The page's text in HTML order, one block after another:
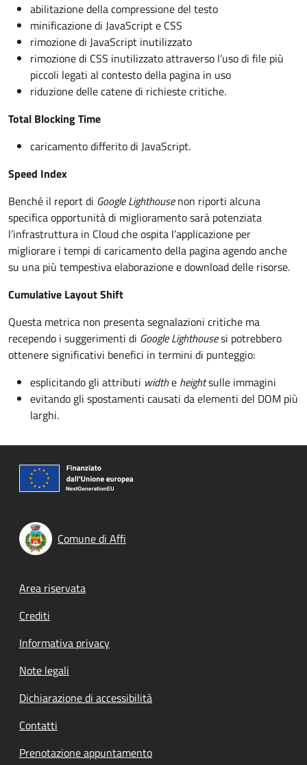
abilitazione della compressione del testo
minificazione di JavaScript e CSS
rimozione di JavaScript inutilizzato
rimozione di CSS inutilizzato attraverso l’uso di file più
piccoli legati al contesto della pagina in uso
riduzione delle catene di richieste critiche.
Total Blocking Time
caricamento differito di JavaScript.
Speed Index
Benché il report di Google Lighthousenon riporti alcuna
specifica opportunità di miglioramento sarà potenziata
l’infrastruttura in Cloud che ospita l’applicazione per
migliorare i tempi di caricamento della pagina agendo anche
su una più tempestiva elaborazione e download delle risorse.
Cumulative Layout Shift
Questa metrica non presenta segnalazioni critiche ma
recependo i suggerimenti di Google Lighthousesi potrebbero
ottenere significativi benefici in termini di punteggio:
esplicitando gli attributi widthe heightsulle immagini
evitando gli spostamenti causati da elementi del DOM più
larghi.
Comune di Affi
Footer menu
Area riservata
Crediti
Informativa privacy
Note legali
Dichiarazione di accessibilità
Contatti
Prenotazione appuntamento